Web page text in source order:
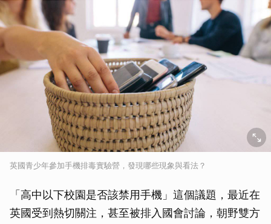
英國青少年參加手機排毒實驗營，發現哪些現象與看法？
「高中以下校園是否該禁用手機」這個議題，最近在
英國受到熱切關注，甚至被排入國會討論，朝野雙方